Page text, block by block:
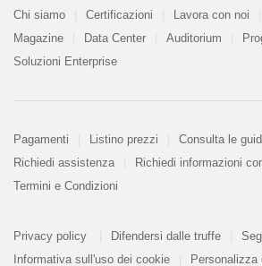
Azienda
Chi siamo Certificazioni Lavora con noi
Magazine
Data Center Auditorium
Soluzioni Enterprise
Pagamenti
Pagamenti Listino prezzi
Consulta le
Richiedi assistenza
Richiedi informazioni
Termini e Condizioni
Informazioni
Privacy policy
PDF
kB
Difendersi dalle truffe
Informativa sull'uso dei cookie
Personalizza